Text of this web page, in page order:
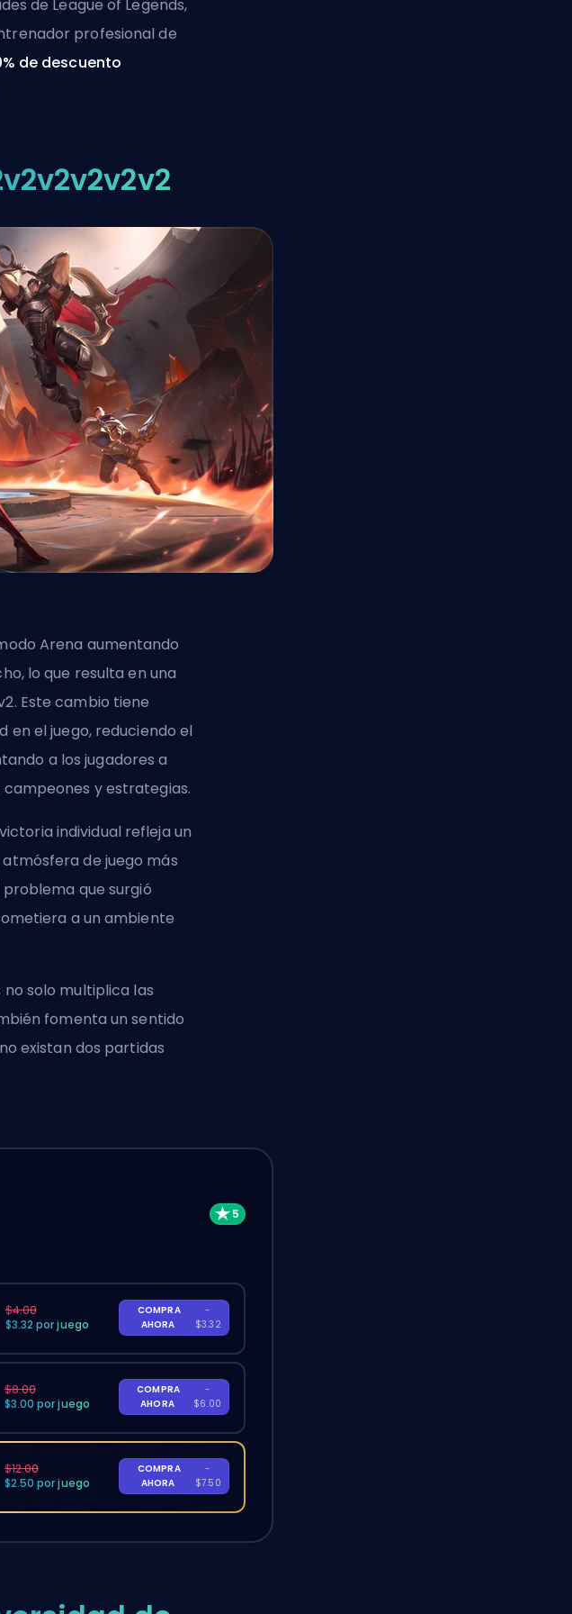
de League of Legends,
profesional de
de descuento
Arena aumentando
lo que resulta en una
Este cambio tiene
el juego, reduciendo el
a los jugadores a
y estrategias.
individual refleja un
de juego más
que surgió
a un ambiente
solo multiplica las
fomenta un sentido
existan dos partidas
$4.00
$3.32 por juego
COMPRA
AHORA
-
$3.32
$8.00
$3.00 por juego
COMPRA
AHORA
-
$6.00
$12.00
$2.50 por juego
COMPRA
AHORA
-
$7.50